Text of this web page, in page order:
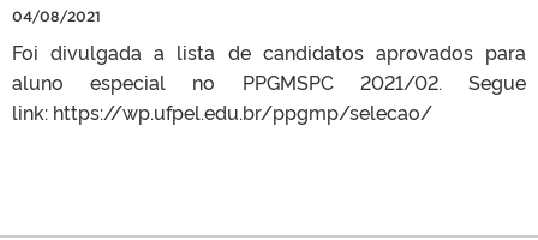
04/08/2021
Foi divulgada a lista de candidatos aprovados para
aluno especial no PPGMSPC 2021/02. Segue
link: https://wp.ufpel.edu.br/ppgmp/selecao/